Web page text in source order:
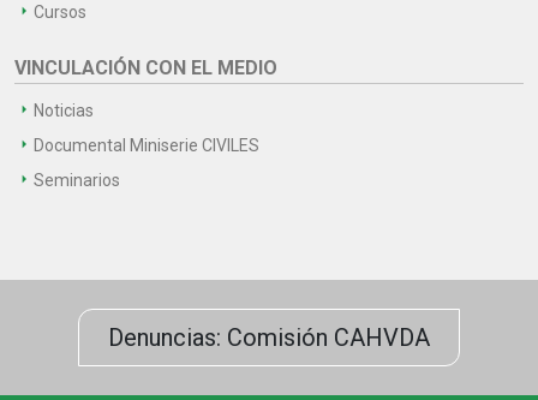
Cursos
VINCULACIÓN CON EL MEDIO
Noticias
Documental Miniserie CIVILES
Seminarios
Denuncias: Comisión CAHVDA